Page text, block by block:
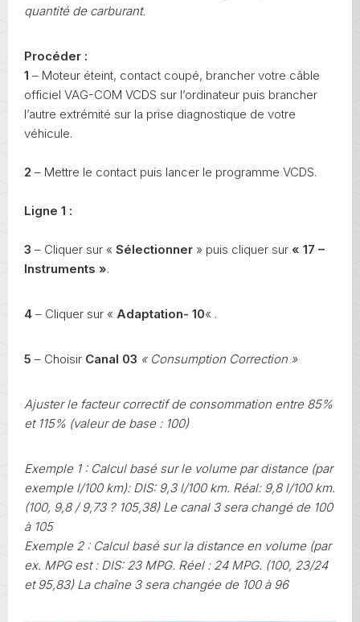
quantité de carburant.
Procéder :
1 – Moteur éteint, contact coupé, brancher votre câble
officiel VAG-COM VCDS sur l’ordinateur puis brancher
l’autre extrémité sur la prise diagnostique de votre
véhicule.
2 – Mettre le contact puis lancer le programme VCDS.
Ligne 1 :
3 – Cliquer sur « Sélectionner » puis cliquer sur « 17 –
Instruments ».
4 – Cliquer sur « Adaptation- 10« .
5 – Choisir Canal 03 « Consumption Correction »
Ajuster le facteur correctif de consommation entre 85%
et 115% (valeur de base : 100)
Exemple 1 : Calcul basé sur le volume par distance (par
exemple l/100 km): DIS: 9,3 l/100 km. Réal: 9,8 l/100 km.
(100, 9,8 / 9,73 ? 105,38) Le canal 3 sera changé de 100
à 105
Exemple 2 : Calcul basé sur la distance en volume (par
ex. MPG est : DIS: 23 MPG. Réel : 24 MPG. (100, 23/24
et 95,83) La chaîne 3 sera changée de 100 à 96